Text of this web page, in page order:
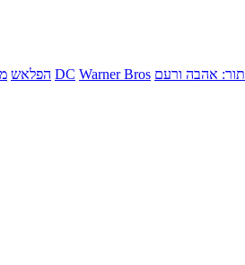
תור: אהבה ורעם DC Warner Bros הפלאש